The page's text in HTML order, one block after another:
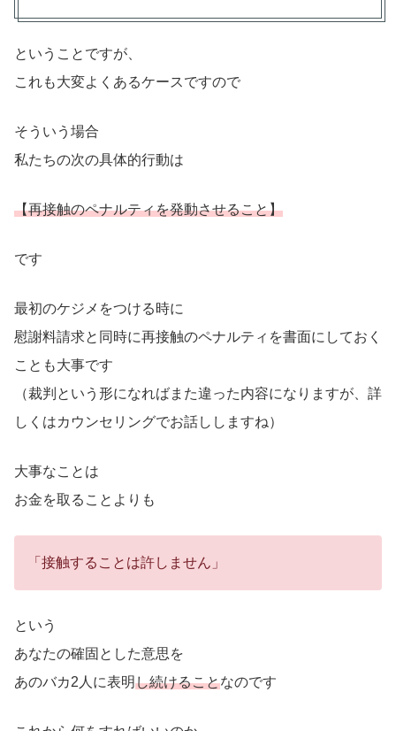
ということですが、
これも大変よくあるケースですので
そういう場合
私たちの次の具体的行動は
【再接触のペナルティを発動させること】
です
最初のケジメをつける時に
慰謝料請求と同時に再接触のペナルティを書面にしておく
ことも大事です
（裁判という形になればまた違った内容になりますが、詳
しくはカウンセリングでお話ししますね）
大事なことは
お金を取ることよりも
「接触することは許しません」
という
あなたの確固とした意思を
あのバカ2人に表明し続けることなのです